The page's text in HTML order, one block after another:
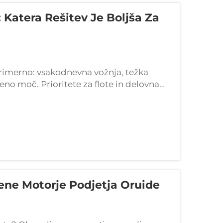
Rešitev Je Boljša Za
vsakodnevna vožnja, težka
moč. Prioritete za flote in delovna
izvirno opremo (OEM). Ko gre za
vsaka minuta ...
Motorje Podjetja Oruide